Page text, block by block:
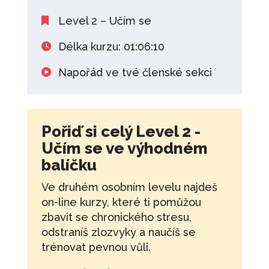
Level 2 – Učím se
Délka kurzu: 01:06:10
Napořád ve tvé členské sekci
Pořiď si celý Level 2 -
Učím se ve výhodném
balíčku
Ve druhém osobním levelu najdeš
on-line kurzy, které ti pomůžou
zbavit se chronického stresu,
odstraníš zlozvyky a naučíš se
trénovat pevnou vůli.